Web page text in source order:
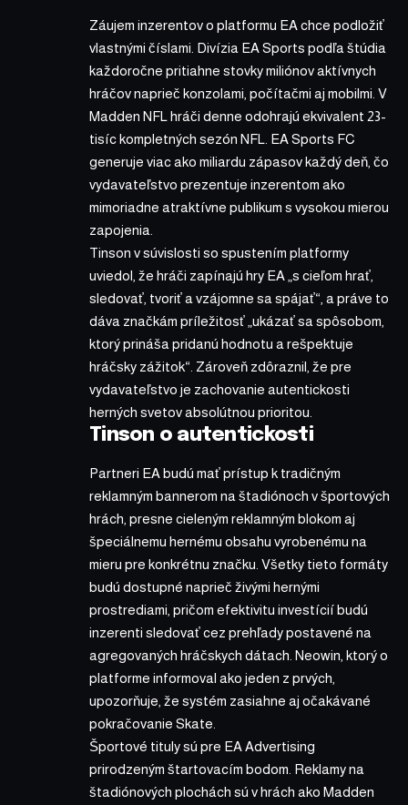
Záujem inzerentov o platformu EA chce podložiť
vlastnými číslami. Divízia EA Sports podľa štúdia
každoročne pritiahne stovky miliónov aktívnych
hráčov naprieč konzolami, počítačmi aj mobilmi. V
Madden NFL hráči denne odohrajú ekvivalent 23-
tisíc kompletných sezón NFL. EA Sports FC
generuje viac ako miliardu zápasov každý deň, čo
vydavateľstvo prezentuje inzerentom ako
mimoriadne atraktívne publikum s vysokou mierou
zapojenia.
Tinson v súvislosti so spustením platformy
uviedol, že hráči zapínajú hry EA „s cieľom hrať,
sledovať, tvoriť a vzájomne sa spájať“, a práve to
dáva značkám príležitosť „ukázať sa spôsobom,
ktorý prináša pridanú hodnotu a rešpektuje
hráčsky zážitok“. Zároveň zdôraznil, že pre
vydavateľstvo je zachovanie autentickosti
herných svetov absolútnou prioritou.
Tinson o autentickosti
Partneri EA budú mať prístup k tradičným
reklamným bannerom na štadiónoch v športových
hrách, presne cieleným reklamným blokom aj
špeciálnemu hernému obsahu vyrobenému na
mieru pre konkrétnu značku. Všetky tieto formáty
budú dostupné naprieč živými hernými
prostrediami, pričom efektivitu investícií budú
inzerenti sledovať cez prehľady postavené na
agregovaných hráčskych dátach. Neowin, ktorý o
platforme informoval ako jeden z prvých,
upozorňuje, že systém zasiahne aj očakávané
pokračovanie Skate.
Športové tituly sú pre EA Advertising
prirodzeným štartovacím bodom. Reklamy na
štadiónových plochách sú v hrách ako Madden